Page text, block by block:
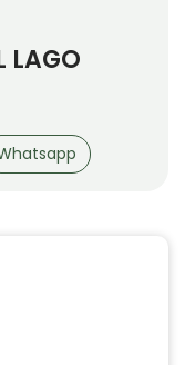
LAGO